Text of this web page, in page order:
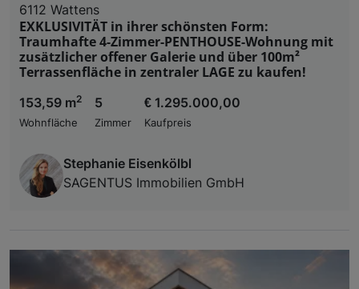
6112 Wattens
EXKLUSIVITÄT in ihrer schönsten Form:
Traumhafte 4-Zimmer-PENTHOUSE-Wohnung mit
zusätzlicher offener Galerie und über 100m²
Terrassenfläche in zentraler LAGE zu kaufen!
153,59 m2
Wohnfläche
5
Zimmer
€ 1.295.000,00
Kaufpreis
Stephanie Eisenkölbl
SAGENTUS Immobilien GmbH